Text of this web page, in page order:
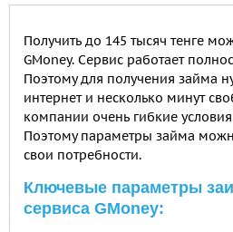
Получить до 145 тысяч тенге
GMoney. Сервис работает
Поэтому для получения займа
интернет и несколько минут
компании очень гибкие условия
Поэтому параметры займа
свои потребности.
Ключевые параметры
сервиса GMoney: